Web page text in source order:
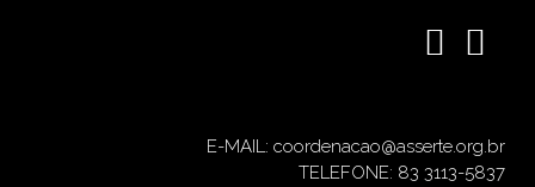
E-MAIL: coordenacao@asserte.org.br
TELEFONE: 83 3113-5837